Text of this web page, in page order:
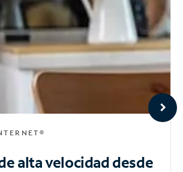
alta velocidaddesde